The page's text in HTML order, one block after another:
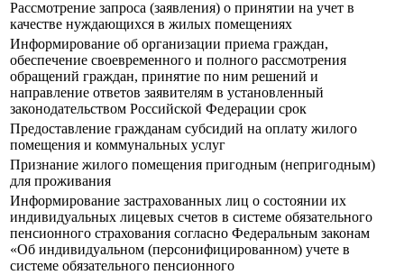
Рассмотрение запроса (заявления) о принятии на учет в
качестве нуждающихся в жилых помещениях
Информирование об организации приема граждан,
обеспечение своевременного и полного рассмотрения
обращений граждан, принятие по ним решений и
направление ответов заявителям в установленный
законодательством Российской Федерации срок
Предоставление гражданам субсидий на оплату жилого
помещения и коммунальных услуг
Признание жилого помещения пригодным (непригодным)
для проживания
Информирование застрахованных лиц о состоянии их
индивидуальных лицевых счетов в системе обязательного
пенсионного страхования согласно Федеральным законам
«Об индивидуальном (персонифицированном) учете в
системе обязательного пенсионного